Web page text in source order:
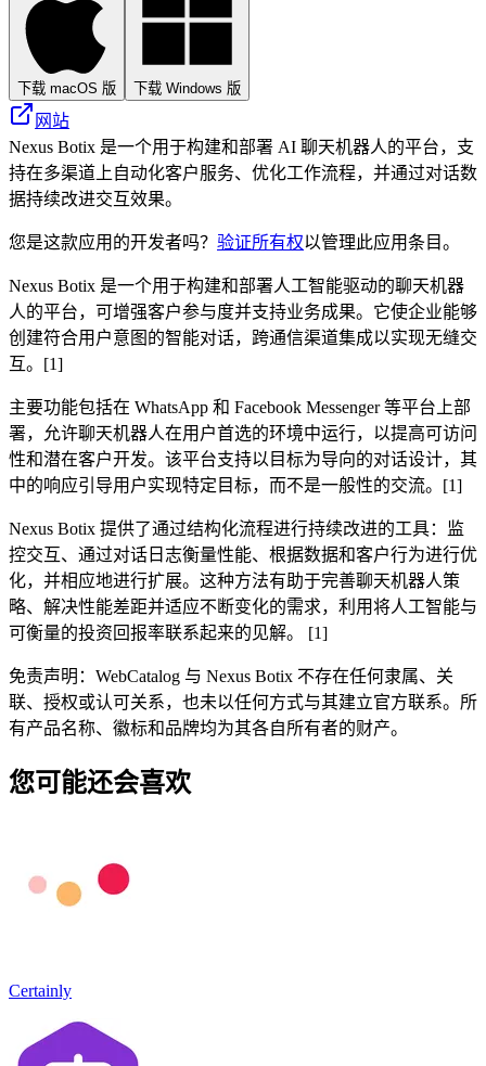
下载 macOS 版 下载 Windows 版
网站
Nexus Botix 是一个用于构建和部署 AI 聊天机器人的平台，支
持在多渠道上自动化客户服务、优化工作流程，并通过对话数
据持续改进交互效果。
您是这款应用的开发者吗？ 验证所有权以管理此应用条目。
Nexus Botix 是一个用于构建和部署人工智能驱动的聊天机器
人的平台，可增强客户参与度并支持业务成果。它使企业能够
创建符合用户意图的智能对话，跨通信渠道集成以实现无缝交
互。[1]
主要功能包括在 WhatsApp 和 Facebook Messenger 等平台上部
署，允许聊天机器人在用户首选的环境中运行，以提高可访问
性和潜在客户开发。该平台支持以目标为导向的对话设计，其
中的响应引导用户实现特定目标，而不是一般性的交流。[1]
Nexus Botix 提供了通过结构化流程进行持续改进的工具：监
控交互、通过对话日志衡量性能、根据数据和客户行为进行优
化，并相应地进行扩展。这种方法有助于完善聊天机器人策
略、解决性能差距并适应不断变化的需求，利用将人工智能与
可衡量的投资回报率联系起来的见解。 [1]
免责声明：WebCatalog 与 Nexus Botix 不存在任何隶属、关
联、授权或认可关系，也未以任何方式与其建立官方联系。所
有产品名称、徽标和品牌均为其各自所有者的财产。
您可能还会喜欢
Certainly